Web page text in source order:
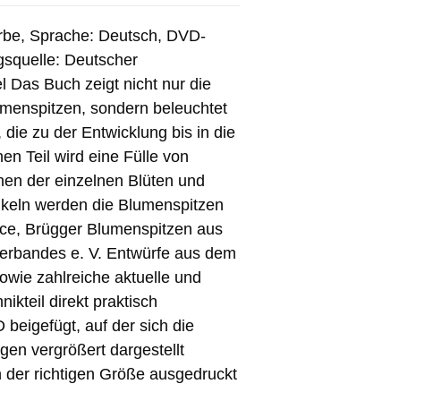
Sprache: Deutsch, DVD-
Deutscher
Das Buch zeigt nicht nur die
sondern beleuchtet
zu der Entwicklung bis in die
Teil wird eine Fülle von
der einzelnen Blüten und
werden die Blumenspitzen
Brügger Blumenspitzen aus
e. V. Entwürfe aus dem
zahlreiche aktuelle und
direkt praktisch
beigefügt, auf der sich die
vergrößert dargestellt
richtigen Größe ausgedruckt